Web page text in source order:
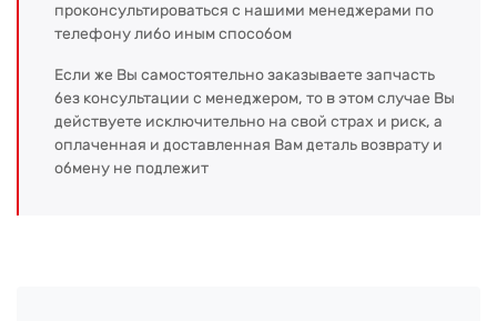
проконсультироваться с нашими менеджерами по
телефону либо иным способом
Если же Вы самостоятельно заказываете запчасть
без консультации с менеджером, то в этом случае Вы
действуете исключительно на свой страх и риск, а
оплаченная и доставленная Вам деталь возврату и
обмену не подлежит